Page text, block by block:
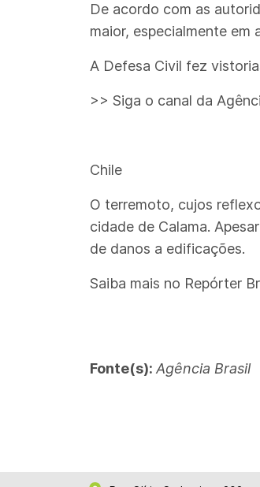
De acordo com as
maior, especialmente em
A Defesa Civil fez
>> Siga o canal da
Chile
O terremoto, cujos
cidade de Calama.
de danos a edificações.
Saiba mais no Repórter
Fonte(s): Agência Brasil